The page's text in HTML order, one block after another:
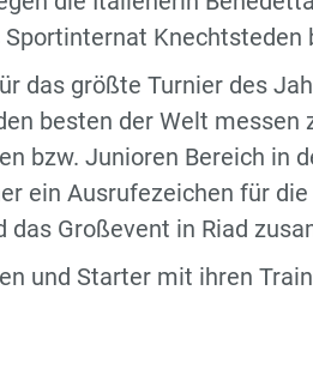
das größte Turnier des
besten der Welt
bzw. Junioren Bereich in
ein Ausrufezeichen für
das Großevent in Riad
und Starter mit ihren